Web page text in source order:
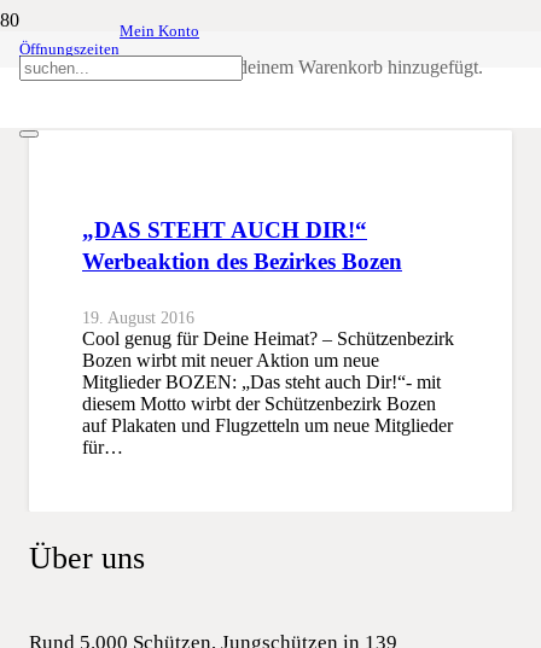
Öffnungszeiten
Mein Konto
wurde deinem Warenkorb hinzugefügt.
Werbeaktion
„DAS STEHT AUCH DIR!“
Werbeaktion des Bezirkes Bozen
19. August 2016
Cool genug für Deine Heimat? – Schützenbezirk
Bozen wirbt mit neuer Aktion um neue
Mitglieder BOZEN: „Das steht auch Dir!“- mit
diesem Motto wirbt der Schützenbezirk Bozen
auf Plakaten und Flugzetteln um neue Mitglieder
für…
Über uns
Rund 5.000 Schützen, Jungschützen in 139